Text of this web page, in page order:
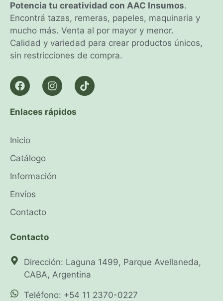
Potencia tu creatividad con AAC Insumos.
Encontrá tazas, remeras, papeles, maquinaria y
mucho más. Venta al por mayor y menor.
Calidad y variedad para crear productos únicos,
sin restricciones de compra.
Enlaces rápidos
Inicio
Catálogo
Información
Envíos
Contacto
Contacto
Dirección: Laguna 1499, Parque Avellaneda,
CABA, Argentina
Teléfono: +54 11 2370-0227